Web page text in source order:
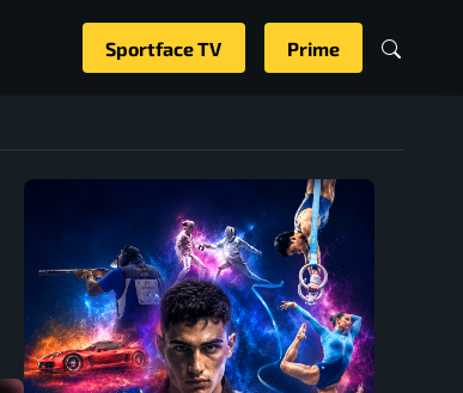
Sportface TV Prime